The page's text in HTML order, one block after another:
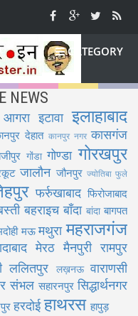
CATEGORY
NEWS
आगरा इटावा इलाहाबाद
देहात कानपुर नगर कासगंज
गोंडा गोण्डा गोरखपुर
जालौन जौनपुर ज्योतिबा फुले
फर्रुखाबाद फिरोजाबाद
बहराइच बाँदा बांदा बागपत
मऊ मथुरा महराजगंज
मेरठ मैनपुरी रामपुर
ललितपुर लख़नऊ वाराणसी
संभल सहारनपुर सिद्धार्थनगर
हरदोई हाथरस हापुड़